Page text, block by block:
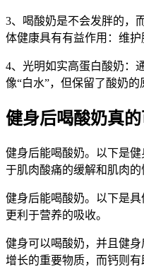
3、喝酸奶是不会发胖的，
体健康具有有益作用：维
4、光明如实高蛋白酸奶：
像“白水”，但保留了酸奶的
健身后喝酸奶真
健身后能喝酸奶。以下是
于肌肉酸痛的缓解和肌肉
健身后能喝酸奶。以下是
更利于营养的吸收。
健身可以喝酸奶，并且健
增长的重要物质，而钙则有